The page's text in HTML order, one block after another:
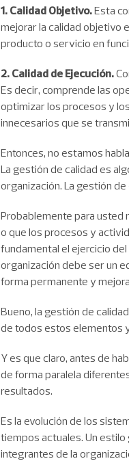
1. Calidad Objetivo.Esta
mejorar la calidad objetivo
producto o servicio en
2. Calidad de Ejecución.
Es decir, comprende las
optimizar los procesos y
innecesarios que se
Entonces, no estamos
La gestión de calidad es
organización. La gestión
Probablemente para usted
o que los procesos y
fundamental el ejercicio
organización debe ser un
forma permanente y
Bueno, la gestión de
de todos estos elementos
Y es que claro, antes de
de forma paralela
resultados.
Es la evolución de los
tiempos actuales. Un
integrantes de la